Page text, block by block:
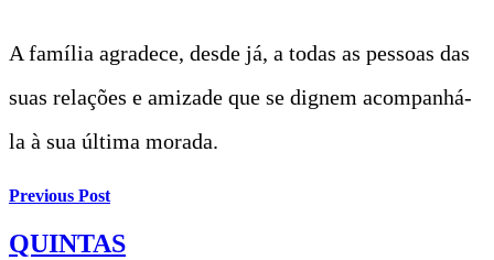
A família agradece, desde já, a todas as pessoas das
suas relações e amizade que se dignem acompanhá-
la à sua última morada.
Previous Post
QUINTAS